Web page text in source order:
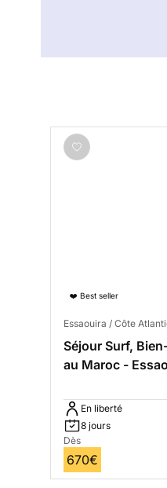
❤️ Best seller
Essaouira / Côte
Séjour Surf,
au Maroc -
En liberté
8 jours
Dès
670€